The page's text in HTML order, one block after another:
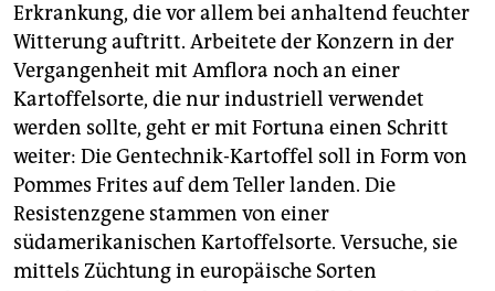
Erkrankung, die vor allem bei anhaltend feuchter
Witterung auftritt. Arbeitete der Konzern in der
Vergangenheit mit Amflora noch an einer
Kartoffelsorte, die nur industriell verwendet
werden sollte, geht er mit Fortuna einen Schritt
weiter: Die Gentechnik-Kartoffel soll in Form von
Pommes Frites auf dem Teller landen. Die
Resistenzgene stammen von einer
südamerikanischen Kartoffelsorte. Versuche, sie
mittels Züchtung in europäische Sorten